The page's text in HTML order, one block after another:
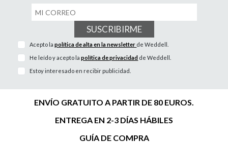
SUSCRIBIRME
Acepto lapolítica de alta en la newsletter de Weddell.
He leído y acepto lapolítica de privacidad de Weddell.
Estoy interesado en recibir publicidad.
ENVÍO GRATUITO A PARTIR DE 80 EUROS.
ENTREGA EN 2-3 DÍAS HÁBILES
GUÍA DE COMPRA